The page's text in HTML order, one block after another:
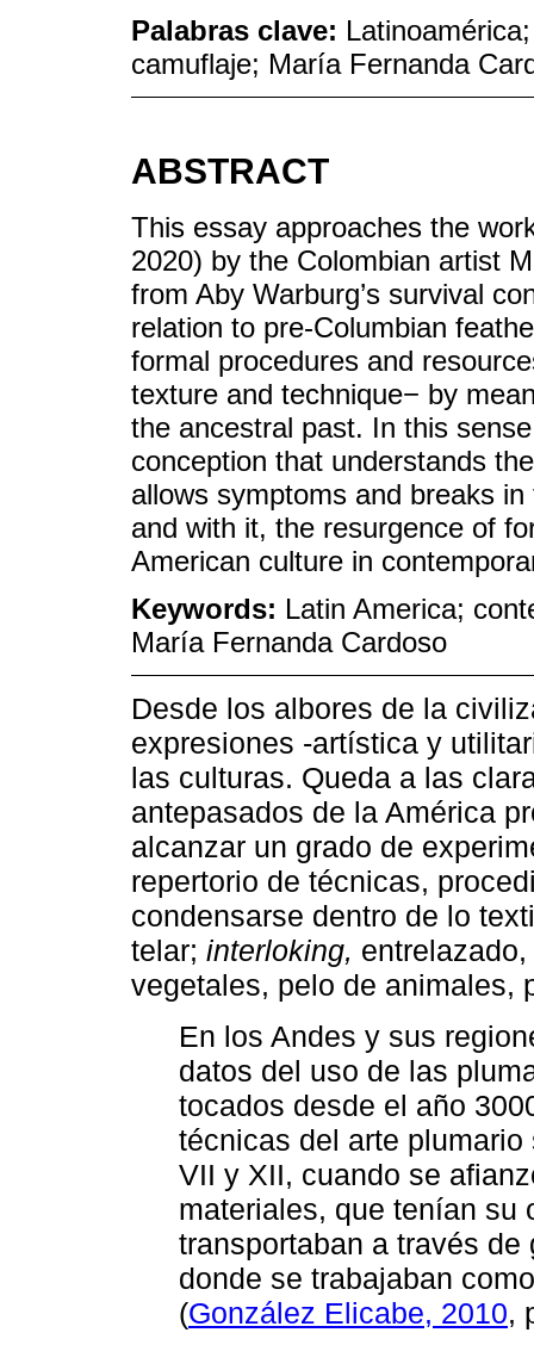
Palabras clave:
camuflaje; María Fernanda
ABSTRACT
This essay approaches the
2020) by the Colombian artist
from Aby Warburg’s survival
relation to pre-Columbian
formal procedures and
texture and technique− by
the ancestral past. In this
conception that understands
allows symptoms and breaks
and with it, the resurgence of
American culture in
Keywords: Latin America;
María Fernanda Cardoso
Desde los albores de la
expresiones -artística y
las culturas. Queda a las
antepasados de la América
alcanzar un grado de
repertorio de técnicas,
condensarse dentro de lo
telar; interloking,
vegetales, pelo de animales,
En los Andes y sus
datos del uso de las
tocados desde el año
técnicas del arte
VII y XII, cuando se
materiales, que tenían su
transportaban a través
donde se trabajaban
(González Elicabe, 2010,